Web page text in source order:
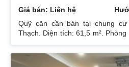
Giá bán: Liên hệ
Quỹ căn cần bán tại chung
Thạch. Diện tích: 61,5 m².
Giá: 3 tỷ. Diện tích: 67 m².
ban công: Đông Nam. Nội thất: